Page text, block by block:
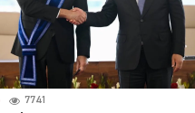
Müharibə Rusiyanın belini
bükür
04.08.2026 3996
7741